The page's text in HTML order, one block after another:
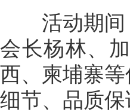
活动期间，
会长杨林、
西、柬埔寨
细节、品质